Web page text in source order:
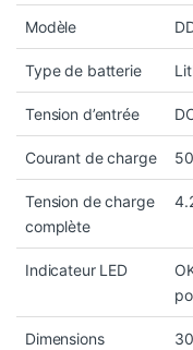
Modèle
Type de batterie
Tension d’entrée
Courant de charge
Tension de charge
complète
Indicateur LED
Dimensions